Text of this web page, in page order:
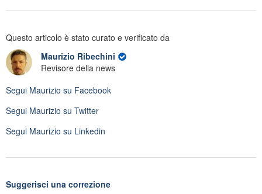
Questo articolo è stato curato e verificato da
Maurizio Ribechini
Revisore della news
Segui Maurizio su Facebook
Segui Maurizio su Twitter
Segui Maurizio su Linkedin
Suggerisci una correzione